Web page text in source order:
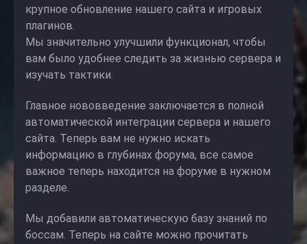
крупное обновление нашего сайта и игровых
плагинов.
Мы значительно улучшили функционал, чтобы
вам было удобнее следить за жизнью сервера и
изучать тактики.
Главное нововведение заключается в полной
автоматической интеграции сервера и нашего
сайта. Теперь вам не нужно искать
информацию в глубинах форума, все самое
важное теперь находится на форуме в нужном
разделе.
Мы добавили автоматическую базу знаний по
боссам. Теперь на сайте можно прочитать